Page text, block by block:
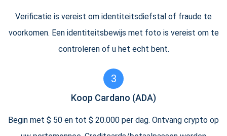
Verificatie is vereist om identiteitsdiefstal of fraude te
voorkomen. Een identiteitsbewijs met foto is vereist om te
controleren of u het echt bent.
3
Koop Cardano (ADA)
Begin met $ 50 en tot $ 20.000 per dag. Ontvang crypto op